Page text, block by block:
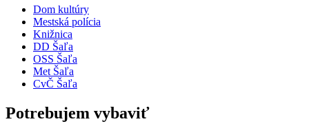
Dom kultúry
Mestská polícia
Knižnica
DD Šaľa
OSS Šaľa
Met Šaľa
CvČ Šaľa
Potrebujem vybaviť